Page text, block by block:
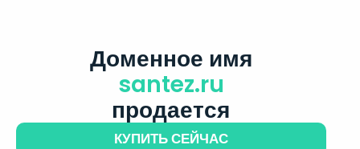
Доменное имя
santez.ru
продается
КУПИТЬ СЕЙЧАС